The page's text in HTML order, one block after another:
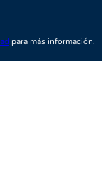
para más información.